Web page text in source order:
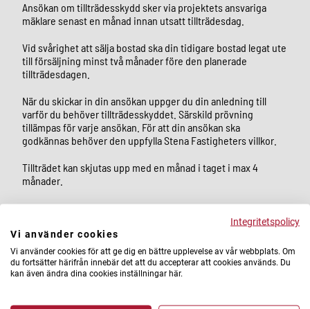
Ansökan om tillträdesskydd sker via projektets ansvariga
mäklare senast en månad innan utsatt tillträdesdag.
Vid svårighet att sälja bostad ska din tidigare bostad legat ute
till försäljning minst två månader före den planerade
tillträdesdagen.
När du skickar in din ansökan uppger du din anledning till
varför du behöver tillträdesskyddet. Särskild prövning
tillämpas för varje ansökan. För att din ansökan ska
godkännas behöver den uppfylla Stena Fastigheters villkor.​
Tillträdet kan skjutas upp med en månad i taget i max 4
månader.
ansvariga mäklare.​​
Mäklarens uppgifter hittar du på projektets hemsida.
Integritetspolicy
Vi använder cookies
Vi använder cookies för att ge dig en bättre upplevelse av vår webbplats. Om
du fortsätter härifrån innebär det att du accepterar att cookies används. Du
kan även ändra dina cookies inställningar här.